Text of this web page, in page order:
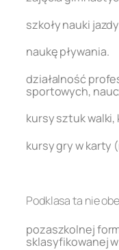
szkoły nauki
naukę pływania.
działalność
sportowych,
kursy sztuk walki,
kursy gry w karty
Podklasa ta nie
pozaszkolnej
sklasyfikowanej w